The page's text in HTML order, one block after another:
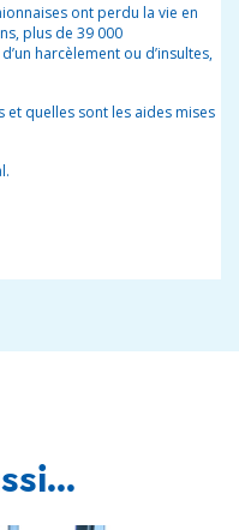
ont perdu la vie en
plus de 39 000
harcèlement ou d’insultes,
et quelles sont les aides mises